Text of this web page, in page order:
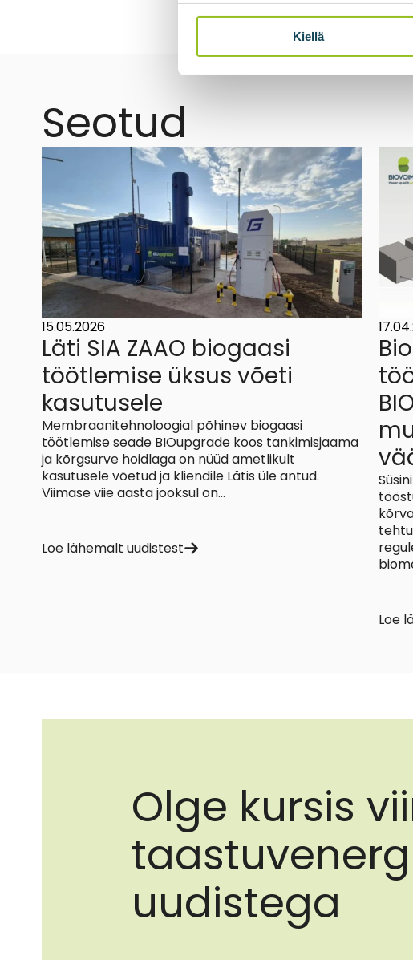
Kiellä
Seotud
15.05.2026
Läti SIA ZAAO biogaasi
töötlemise üksus võeti
kasutusele
Membraanitehnoloogial põhinev biogaasi
töötlemise seade BIOupgrade koos tankimisjaama
ja kõrgsurve hoidlaga on nüüd ametlikult
kasutusele võetud ja kliendile Lätis üle antud.
Viimase viie aasta jooksul on...
Loe lähemalt uudistest
Loe
Olge kursis
uudistega